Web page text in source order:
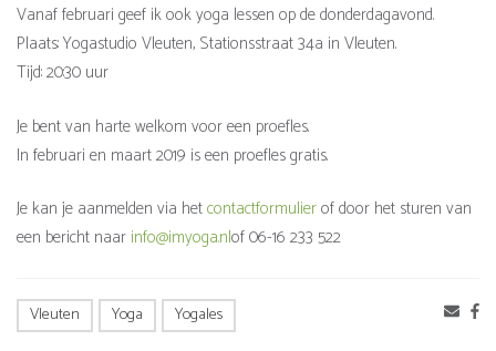
Vanaf februari geef ik ook yoga lessen op de donderdagavond.
Plaats: Yogastudio Vleuten, Stationsstraat 34a in Vleuten.
Tijd: 20:30 uur
Je bent van harte welkom voor een proefles.
In februari en maart 2019 is een proefles gratis.
Je kan je aanmelden via hetcontactformulierof door het sturen van
een bericht naar info@imyoga.nlof 06-16 233 522
Vleuten Yoga Yogales